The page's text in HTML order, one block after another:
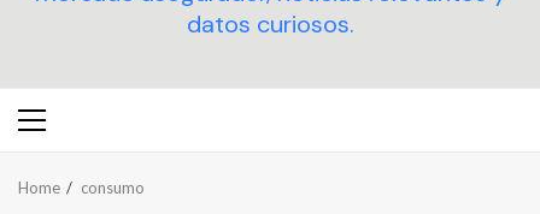
datos curiosos.
Primary
Home consumo